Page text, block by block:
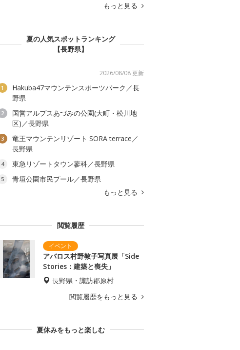
もっと見る
夏の人気スポットランキング
【長野県】
2026/08/08 更新
1
Hakuba47マウンテンスポーツパーク／長
野県
2
国営アルプスあづみの公園(大町・松川地
区)／長野県
3
竜王マウンテンリゾート SORA terrace／
長野県
4 東急リゾートタウン蓼科／長野県
5
青垣公園市民プール／長野県
もっと見る
閲覧履歴
アバロス村野敦子写真展「Side
Stories：建築と喪失」
長野県・諏訪郡原村
閲覧履歴をもっと見る
夏休みをもっと楽しむ